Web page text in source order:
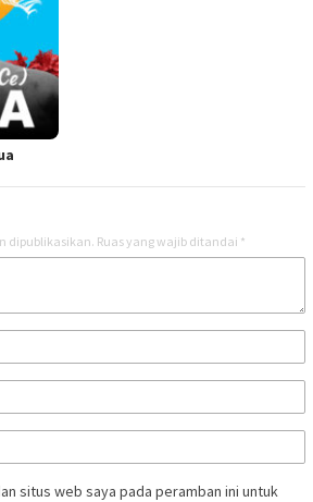
dipublikasikan. Ruas yang wajib ditandai *
situs web saya pada peramban ini untuk